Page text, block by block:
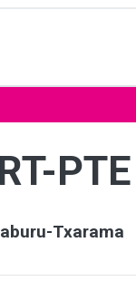
PTE
Txarama